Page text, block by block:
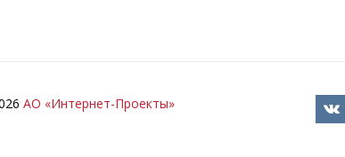
АО «Интернет-Проекты»